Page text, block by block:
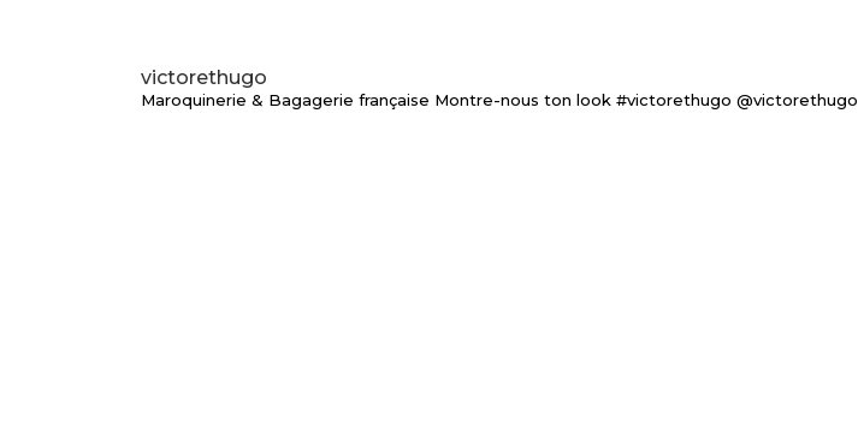
victorethugo
Maroquinerie & Bagagerie française Montre-nous ton look #victorethugo @victorethugo